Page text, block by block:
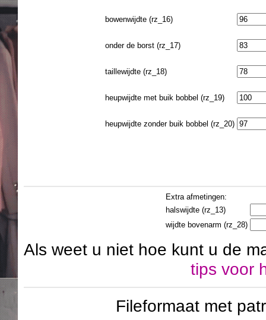
bowenwijdte (rz_16)
onder de borst (rz_17)
taillewijdte (rz_18)
heupwijdte met buik bobbel (rz_19)
heupwijdte zonder buik bobbel (rz_20)
Extra afmetingen:
halswijdte (rz_13)
wijdte bovenarm (rz_28)
Als weet u niet hoe kunt u de
tips voor
Fileformaat met